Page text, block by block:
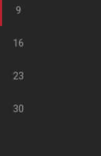
9
16
23
30